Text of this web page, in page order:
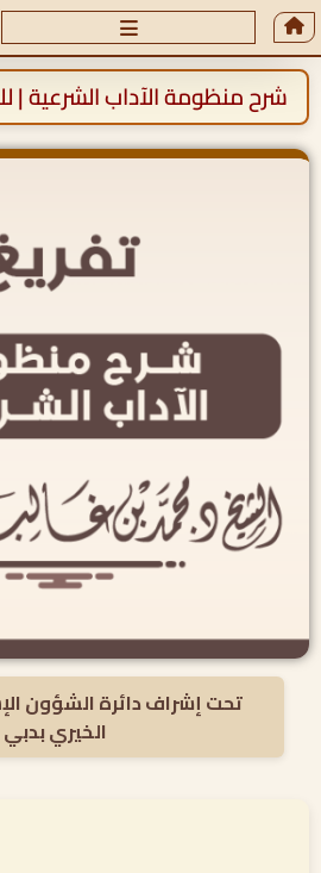
شرح منظومة الآداب الشرعية |
تحت إشراف دائرة الشؤون
الخيري بدبي